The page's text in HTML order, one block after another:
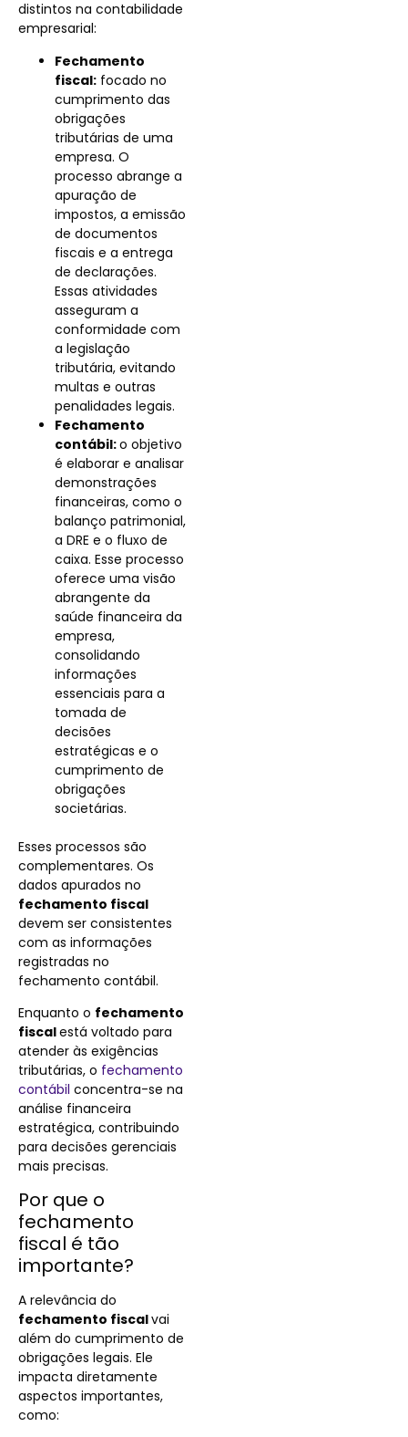
distintos na contabilidade
empresarial:
Fechamento
fiscal: focado no
cumprimento das
obrigações
tributárias de uma
empresa. O
processo abrange a
apuração de
impostos, a emissão
de documentos
fiscais e a entrega
de declarações.
Essas atividades
asseguram a
conformidade com
a legislação
tributária, evitando
multas e outras
penalidades legais.
Fechamento
contábil:o objetivo
é elaborar e analisar
demonstrações
financeiras, como o
balanço patrimonial,
a DRE e o fluxo de
caixa. Esse processo
oferece uma visão
abrangente da
saúde financeira da
empresa,
consolidando
informações
essenciais para a
tomada de
decisões
estratégicas e o
cumprimento de
obrigações
societárias.
Esses processos são
complementares. Os
dados apurados no
fechamento fiscal
devem ser consistentes
com as informações
registradas no
fechamento contábil.
Enquanto o fechamento
fiscalestá voltado para
atender às exigências
tributárias, o fechamento
contábil concentra-se na
análise financeira
estratégica, contribuindo
para decisões gerenciais
mais precisas.
Por que o
fechamento
fiscal é tão
importante?
A relevância do
fechamento fiscalvai
além do cumprimento de
obrigações legais. Ele
impacta diretamente
aspectos importantes,
como: